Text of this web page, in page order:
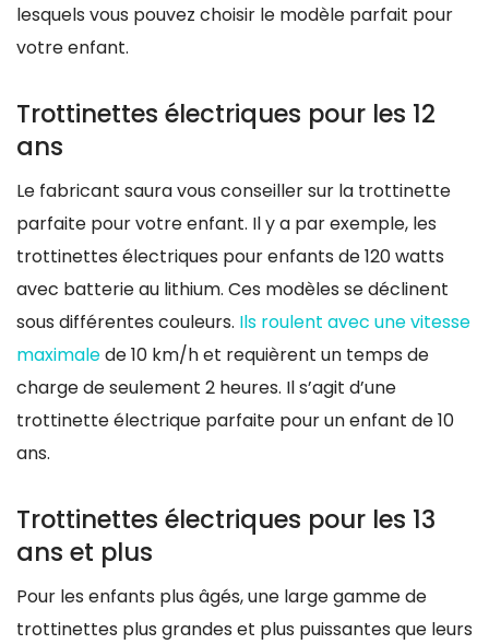
lesquels vous pouvez choisir le modèle parfait pour
votre enfant.
Trottinettes électriques pour les 12
ans
Le fabricant saura vous conseiller sur la trottinette
parfaite pour votre enfant. Il y a par exemple, les
trottinettes électriques pour enfants de 120 watts
avec batterie au lithium. Ces modèles se déclinent
sous différentes couleurs. Ils roulent avec une vitesse
maximalede 10 km/h et requièrent un temps de
charge de seulement 2 heures. Il s’agit d’une
trottinette électrique parfaite pour un enfant de 10
ans.
Trottinettes électriques pour les 13
ans et plus
Pour les enfants plus âgés, une large gamme de
trottinettes plus grandes et plus puissantes que leurs